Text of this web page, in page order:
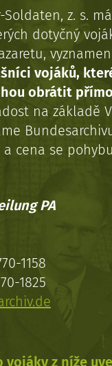
z. s.
dotyčný
vojáků,
obrátit
na základě
cena se
PA
1158
1825
vojáky z níže